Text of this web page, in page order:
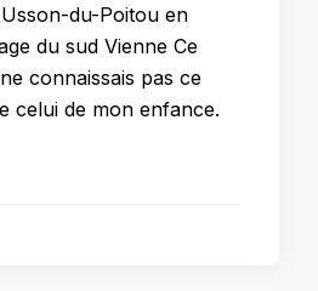
du-Poitou en
du sud Vienne Ce
connaissais pas ce
celui de mon enfance.